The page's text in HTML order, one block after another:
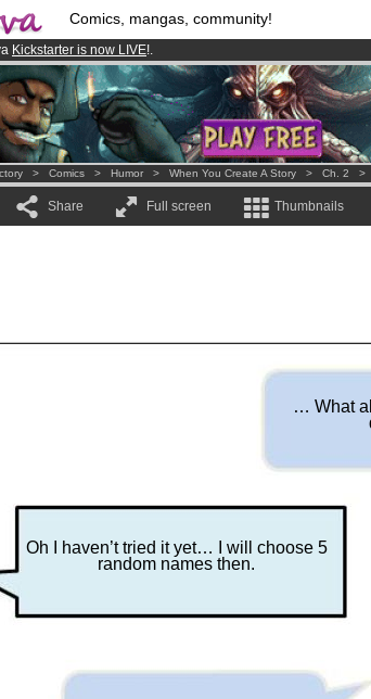
Comics, mangas, community!
Kickstarter is now LIVE!.
134393membersand 1208comics & mangas!.
membership from3.95 euros per month !Get membership
> Comics > Humor > When You Create A Story > Ch. 2 >
Share Full screen Thumbnails
… What
Oh I haven’t tried it yet… I will choose 5
random names then.